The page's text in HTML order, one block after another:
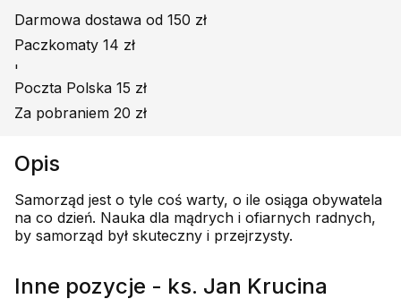
Darmowa dostawa od 150 zł
Paczkomaty 14 zł
'
Poczta Polska 15 zł
Za pobraniem 20 zł
Opis
Samorząd jest o tyle coś warty, o ile osiąga obywatela
na co dzień. Nauka dla mądrych i ofiarnych radnych,
by samorząd był skuteczny i przejrzysty.
Inne pozycje - ks. Jan Krucina